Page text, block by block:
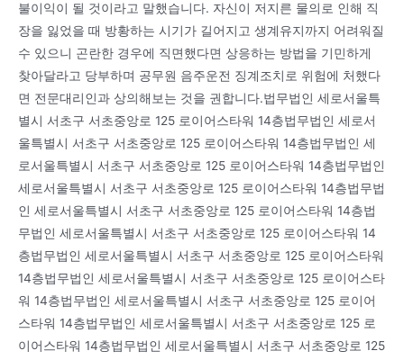
불이익이 될 것이라고 말했습니다. 자신이 저지른 물의로 인해 직
장을 잃었을 때 방황하는 시기가 길어지고 생계유지까지 어려워질
수 있으니 곤란한 경우에 직면했다면 상응하는 방법을 기민하게
찾아달라고 당부하며 공무원 음주운전 징계조치로 위험에 처했다
면 전문대리인과 상의해보는 것을 권합니다.법무법인 세로서울특
별시 서초구 서초중앙로 125 로이어스타워 14층법무법인 세로서
울특별시 서초구 서초중앙로 125 로이어스타워 14층법무법인 세
로서울특별시 서초구 서초중앙로 125 로이어스타워 14층법무법인
세로서울특별시 서초구 서초중앙로 125 로이어스타워 14층법무법
인 세로서울특별시 서초구 서초중앙로 125 로이어스타워 14층법
무법인 세로서울특별시 서초구 서초중앙로 125 로이어스타워 14
층법무법인 세로서울특별시 서초구 서초중앙로 125 로이어스타워
14층법무법인 세로서울특별시 서초구 서초중앙로 125 로이어스타
워 14층법무법인 세로서울특별시 서초구 서초중앙로 125 로이어
스타워 14층법무법인 세로서울특별시 서초구 서초중앙로 125 로
이어스타워 14층법무법인 세로서울특별시 서초구 서초중앙로 125